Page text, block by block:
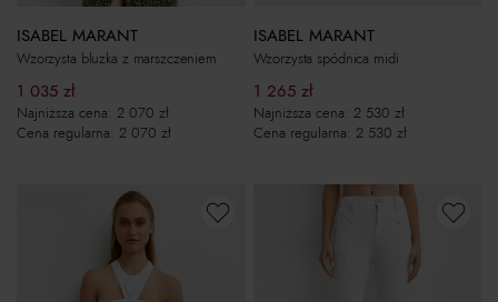
ISABEL MARANT
Wzorzysta bluzka z marszczeniem
1 035 zł
Najniższa cena: 2 070 zł
Cena regularna: 2 070 zł
ISABEL MARANT
Wzorzysta spódnica midi
1 265 zł
Najniższa cena: 2 530 zł
Cena regularna: 2 530 zł